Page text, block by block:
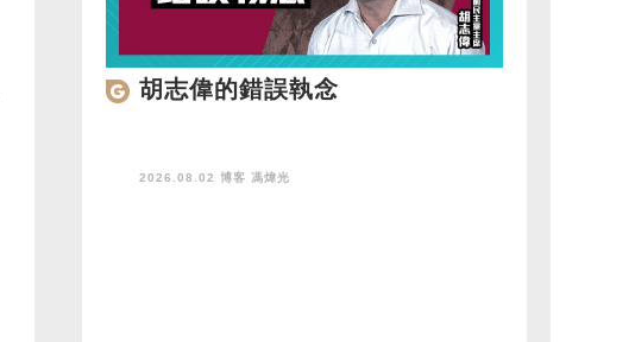
胡志偉的錯誤執念
2026.08.02 博客 馮煒光